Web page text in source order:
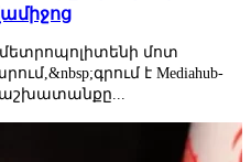
մոտ
է Mediahub-
աշխատանքը...